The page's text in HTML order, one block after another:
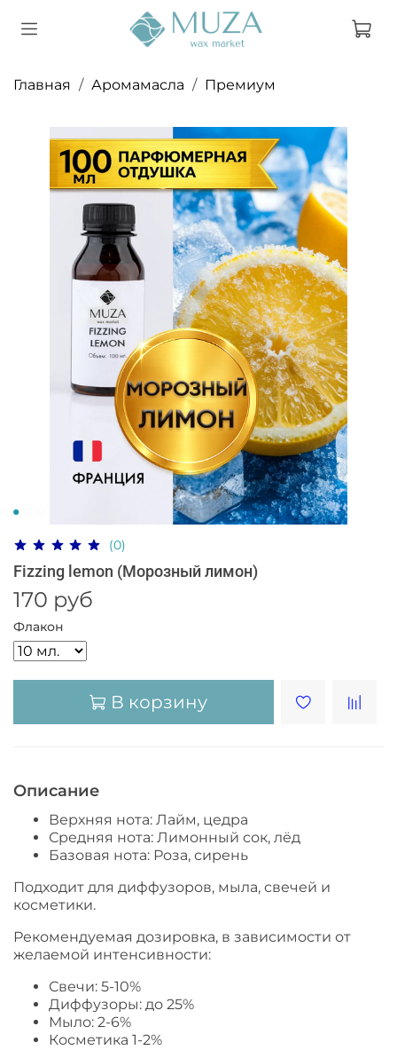
Главная Аромамасла Премиум
(0)
Fizzing lemon (Морозный лимон)
170 руб
Флакон
В корзину
Описание
Верхняя нота: Лайм, цедра
Средняя нота: Лимонный сок, лёд
Базовая нота: Роза, сирень
Подходит для диффузоров, мыла, свечей и
косметики.
Рекомендуемая дозировка, в зависимости от
желаемой интенсивности:
Свечи: 5-10%
Диффузоры: до 25%
Мыло: 2-6%
Косметика 1-2%